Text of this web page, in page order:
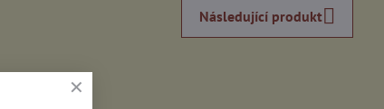
Následující produkt